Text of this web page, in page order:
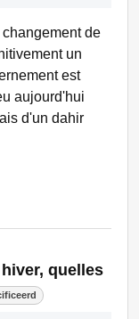
de
un
est
aujourd'hui
d'un dahir
quelles